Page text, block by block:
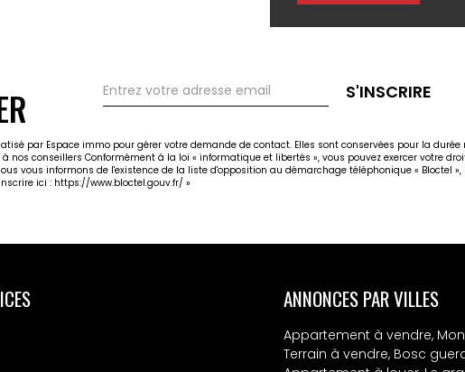
S'INSCRIRE
par Espace immo pour gérer votre demande de contact. Elles sont conservées pour la
conseillers Conformément à la loi « informatique et libertés », vous pouvez exercer votre
vous informons de l'existence de la liste d'opposition au démarchage téléphonique « Bloctel
ici : https://www.bloctel.gouv.fr/ »
ANNONCES PAR VILLES
Appartement à vendre,
Terrain à vendre, Bosc